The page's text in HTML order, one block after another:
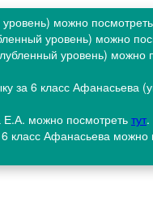
можно посмотреть
уровень) можно
уровень) можно
за 6 класс Афанасьева
Е.А. можно посмотреть тут.
6 класс Афанасьева можно